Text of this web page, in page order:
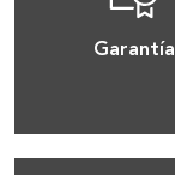
Garantía